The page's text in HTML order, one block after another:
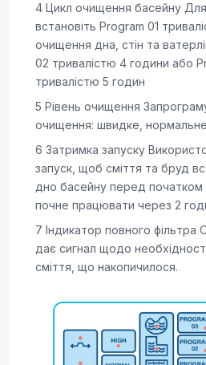
4 Цикл очищення басейну
встановіть Program 01
очищення дна, стін та
02 тривалістю 4 години або
тривалістю 5 годин
5 Рівень очищення
очищення: швидке, нормальне
6 Затримка запуску
запуск, щоб сміття та бруд
дно басейну перед початком
почне працювати через 2
7 Індикатор повного фільтра
дає сигнал щодо
сміття, що накопичилося.